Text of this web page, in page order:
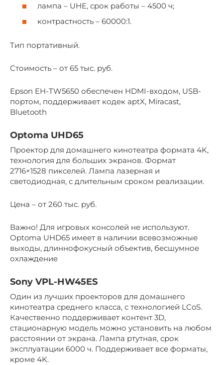
лампа – UHE, срок работы – 4500 ч;
контрастность – 60000:1.
Тип портативный.
Стоимость – от 65 тыс. руб.
Epson EH-TW5650 обеспечен HDMI-входом, USB-
портом, поддерживает кодек aptX, Miracast,
Bluetooth
Optoma UHD65
Проектор для домашнего кинотеатра формата 4K,
технология для больших экранов. Формат
2716×1528 пикселей. Лампа лазерная и
светодиодная, с длительным сроком реализации.
Цена – от 260 тыс. руб.
Важно! Для игровых консолей не используют.
Optoma UHD65 имеет в наличии всевозможные
выходы, длиннофокусный объектив, бесшумное
охлаждение
Sony VPL-HW45ES
Один из лучших проекторов для домашнего
кинотеатра среднего класса, с технологией LCoS.
Качественно поддерживает контент 3D,
стационарную модель можно установить на любом
расстоянии от экрана. Лампа ртутная, срок
эксплуатации 6000 ч. Поддерживает все форматы,
кроме 4K.